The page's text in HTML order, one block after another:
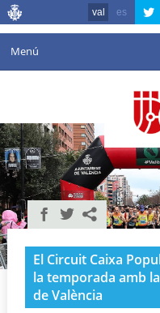
val es
Menú
Agenda
Instal·lacions
Comunicació
València en esport
Portal de Transparència
Reserves
El Circuit Caixa
la temporada amb
de València